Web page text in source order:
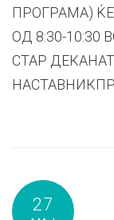
ПРОГРАМА)
ОД 8:30-
СТАР
27